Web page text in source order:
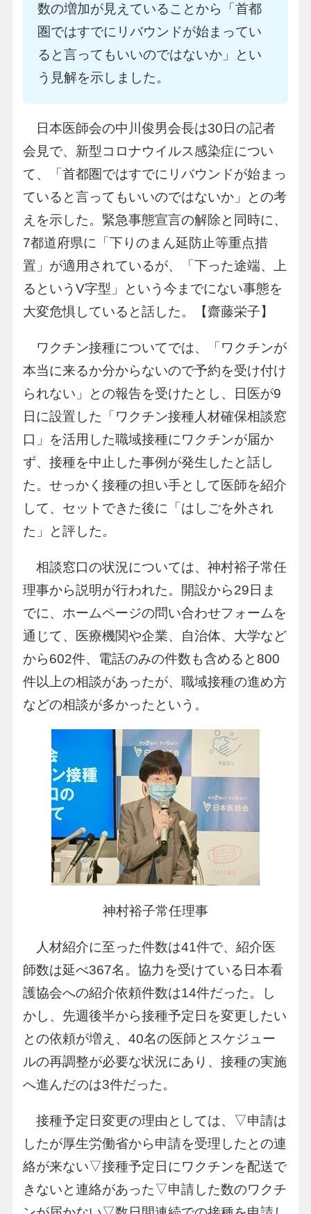
数の増加が見えていることから「首都
圏ではすでにリバウンドが始まってい
ると言ってもいいのではないか」とい
う見解を示しました。
日本医師会の中川俊男会長は30日の記者
会見で、新型コロナウイルス感染症につい
て、「首都圏ではすでにリバウンドが始まっ
ていると言ってもいいのではないか」との考
えを示した。緊急事態宣言の解除と同時に、
7都道府県に「下りのまん延防止等重点措
置」が適用されているが、「下った途端、上
るというV字型」という今までにない事態を
大変危惧していると話した。【齋藤栄子】
ワクチン接種についてでは、「ワクチンが
本当に来るか分からないので予約を受け付け
られない」との報告を受けたとし、日医が9
日に設置した「ワクチン接種人材確保相談窓
口」を活用した職域接種にワクチンが届か
ず、接種を中止した事例が発生したと話し
た。せっかく接種の担い手として医師を紹介
して、セットできた後に「はしごを外され
た」と評した。
相談窓口の状況については、神村裕子常任
理事から説明が行われた。開設から29日ま
でに、ホームページの問い合わせフォームを
通じて、医療機関や企業、自治体、大学など
から602件、電話のみの件数も含めると800
件以上の相談があったが、職域接種の進め方
などの相談が多かったという。
神村裕子常任理事
人材紹介に至った件数は41件で、紹介医
師数は延べ367名。協力を受けている日本看
護協会への紹介依頼件数は14件だった。し
かし、先週後半から接種予定日を変更したい
との依頼が増え、40名の医師とスケジュー
ルの再調整が必要な状況にあり、接種の実施
へ進んだのは3件だった。
接種予定日変更の理由としては、▽申請は
したが厚生労働省から申請を受理したとの連
絡が来ない▽接種予定日にワクチンを配送で
きないと連絡があった▽申請した数のワクチ